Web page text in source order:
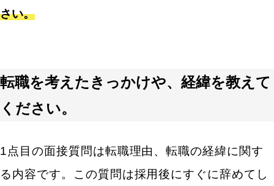
さい。
転職を考えたきっかけや、経緯を教えて
ください。
1点目の面接質問は転職理由、転職の経緯に関す
る内容です。この質問は採用後にすぐに辞めてし